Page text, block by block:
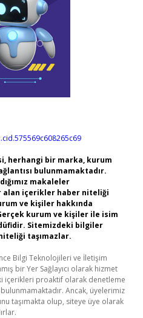
herhangi bir marka, kurum
bulunmamaktadır.
makaleler
alan içerikler haber niteliği
ve kişiler hakkında
kurum ve kişiler ile isim
Sitemizdeki bilgiler
taşımazlar.
Bilgi Teknolojileri ve İletişim
bir Yer Sağlayıcı olarak hizmet
içerikleri proaktif olarak denetleme
Ancak, üyelerimiz
taşımakta olup, siteye üye olarak